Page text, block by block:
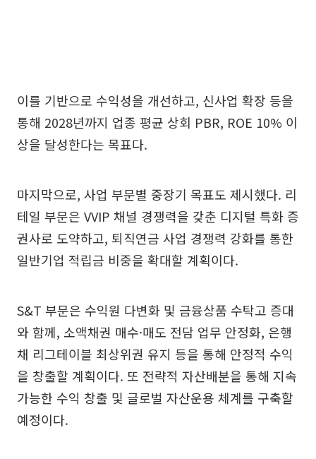
이를 기반으로 수익성을 개선하고, 신사업 확장 등을
통해 2028년까지 업종 평균 상회 PBR, ROE 10% 이
상을 달성한다는 목표다.
마지막으로, 사업 부문별 중장기 목표도 제시했다. 리
테일 부문은 VVIP 채널 경쟁력을 갖춘 디지털 특화 증
권사로 도약하고, 퇴직연금 사업 경쟁력 강화를 통한
일반기업 적립금 비중을 확대할 계획이다.
S&T 부문은 수익원 다변화 및 금융상품 수탁고 증대
와 함께, 소액채권 매수·매도 전담 업무 안정화, 은행
채 리그테이블 최상위권 유지 등을 통해 안정적 수익
을 창출할 계획이다. 또 전략적 자산배분을 통해 지속
가능한 수익 창출 및 글로벌 자산운용 체계를 구축할
예정이다.